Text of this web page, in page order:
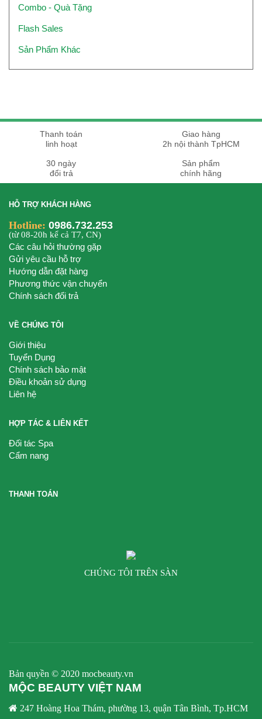
Combo - Quà Tặng
Flash Sales
Sản Phẩm Khác
Thanh toán
linh hoạt
Giao hàng
2h nội thành TpHCM
30 ngày
đổi trả
Sản phẩm
chính hãng
HỖ TRỢ KHÁCH HÀNG
Hotline: 0986.732.253
(từ 08-20h kể cả T7, CN)
Các câu hỏi thường gặp
Gửi yêu cầu hỗ trợ
Hướng dẫn đặt hàng
Phương thức vận chuyển
Chính sách đổi trả
VỀ CHÚNG TÔI
Giới thiệu
Tuyển Dụng
Chính sách bảo mật
Điều khoản sử dụng
Liên hệ
HỢP TÁC & LIÊN KẾT
Đối tác Spa
Cẩm nang
THANH TOÁN
CHÚNG TÔI TRÊN SÀN
Bản quyền © 2020 mocbeauty.vn
MỘC BEAUTY VIỆT NAM
247 Hoàng Hoa Thám, phường 13, quận Tân Bình, Tp.HCM